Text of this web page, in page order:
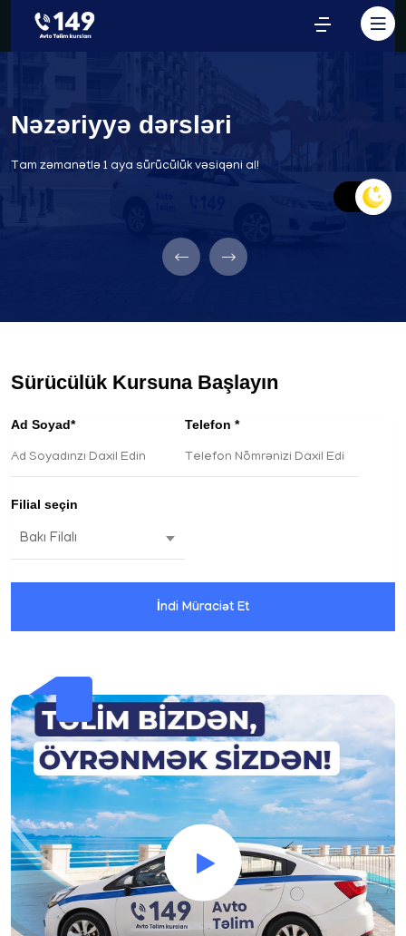
Nəzəriyyə dərsləri
Tam zəmanətlə 1 aya sürücülük vəsiqəni al!
Sürücülük Kursuna Başlayın
Ad Soyad* Telefon *
Filial seçin
İndi Müraciət Et